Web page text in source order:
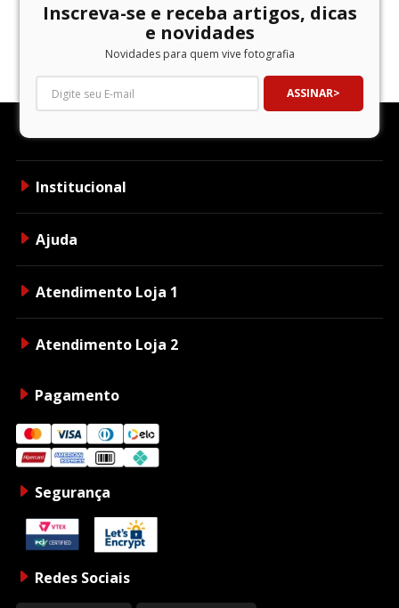
Inscreva-se e receba artigos, dicas
e novidades
Novidades para quem vive fotografia
ASSINAR
Institucional
Ajuda
Atendimento Loja 1
Atendimento Loja 2
Pagamento
Segurança
Redes Sociais